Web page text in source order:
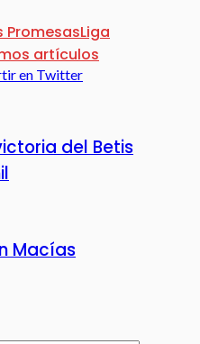
PromesasLiga
artículos
en Twitter
del Betis
Macías